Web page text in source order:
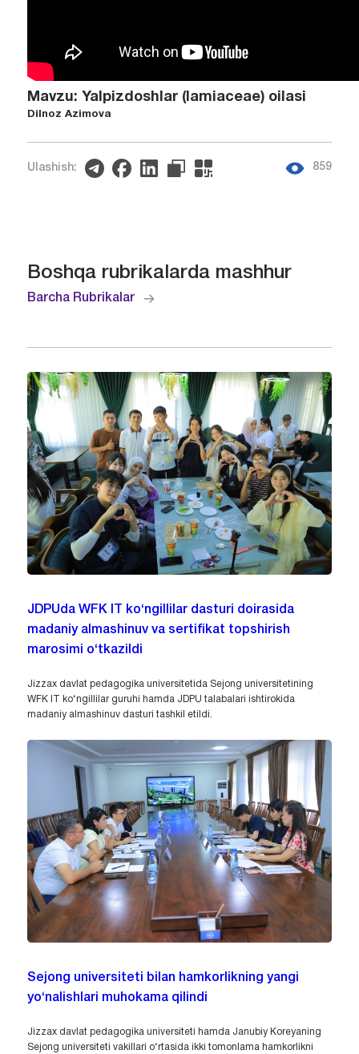
Mavzu: Yalpizdoshlar (lamiaceae) oilasi
Dilnoz Azimova
Ulashish: 859
Boshqa rubrikalarda mashhur
Barcha Rubrikalar
JDPUda WFK IT ko‘ngillilar dasturi doirasida
madaniy almashinuv va sertifikat topshirish
marosimi o‘tkazildi
Jizzax davlat pedagogika universitetida Sejong universitetining
WFK IT ko‘ngillilar guruhi hamda JDPU talabalari ishtirokida
madaniy almashinuv dasturi tashkil etildi.
Sejong universiteti bilan hamkorlikning yangi
yo‘nalishlari muhokama qilindi
Jizzax davlat pedagogika universiteti hamda Janubiy Koreyaning
Sejong universiteti vakillari o‘rtasida ikki tomonlama hamkorlikni